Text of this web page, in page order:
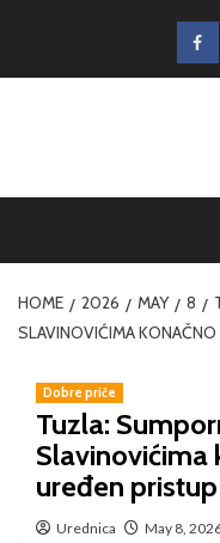
HOME 2026 MAY 8
SLAVINOVIĆIMA KONAČNO
Dobre priče
Tuzla:
Slavinovićima
uređen pristup
Urednica May 8,